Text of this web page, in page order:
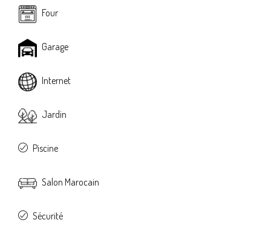
Four
Garage
Internet
Jardin
Piscine
Salon Marocain
Sécurité